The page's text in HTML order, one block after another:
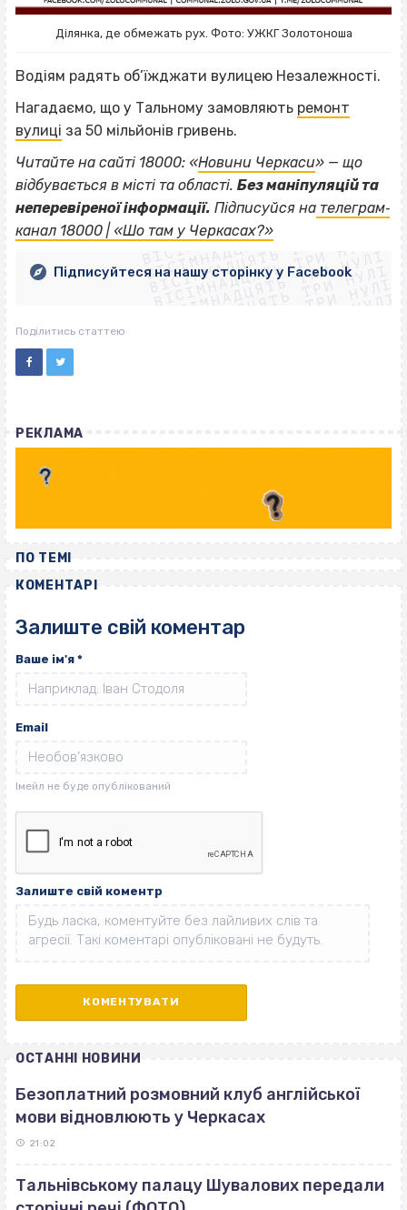
Ділянка, де обмежать рух. Фото: УЖКГ Золотоноша
Водіям радять об’їжджати вулицею Незалежності.
Нагадаємо, що у Тальному замовляють ремонт
вулиці за 50 мільйонів гривень.
Читайте на сайті 18000: «Новини Черкаси» — що
відбувається в місті та області. Без маніпуляцій та
неперевіреної інформації. Підписуйся на телеграм‐
канал 18000 | «Шо там у Черкасах?»
ВІСІМНАДЦЯТЬ ТРИ НУЛІ
ВІСІМНАДЦЯТЬ ТРИ НУЛІ
ВІСІМНАДЦЯТЬ ТРИ НУЛІ
ВІСІМНАДЦЯТЬ ТРИ НУЛІ
ВІСІМНАДЦЯТЬ ТРИ НУЛІ
ВІСІМНАДЦЯТЬ ТРИ НУЛІ
ВІСІМНАДЦЯТЬ ТРИ НУЛІ
ВІСІМНАДЦЯТЬ ТРИ НУЛІ
Підписуйтеся на нашу сторінку у Facebook
Поділитись статтею
РЕКЛАМА
ПО ТЕМІ
КОМЕНТАРІ
Залиште свій коментар
Ваше ім'я *
Email
Залиште свій коментр
ОСТАННІ НОВИНИ
Безоплатний розмовний клуб англійської
мови відновлюють у Черкасах
21:02
Тальнівському палацу Шувалових передали